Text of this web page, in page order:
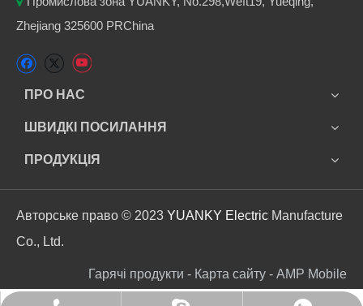
Zhejiang 325600 PRChina
ПРО НАС
ШВИДКІ ПОСИЛАННЯ
ПРОДУКЦІЯ
Авторське право © 2023 YUANKY Electric Manufacture
Co., Ltd.
Гарячі продукти - Карта сайту - AMP Mobile